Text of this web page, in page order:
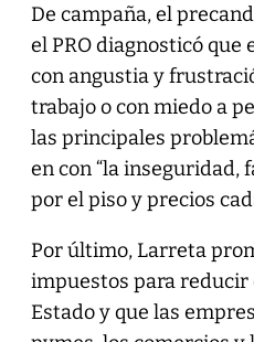
De campaña, el
el PRO diagnosticó que
con angustia y
trabajo o con miedo a
las principales
en con “la inseguridad,
por el piso y precios
Por último, Larreta
impuestos para reducir
Estado y que las